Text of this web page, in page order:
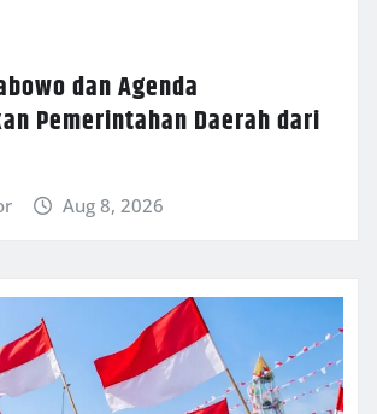
dan Agenda
Pemerintahan Daerah dari
Aug 8, 2026